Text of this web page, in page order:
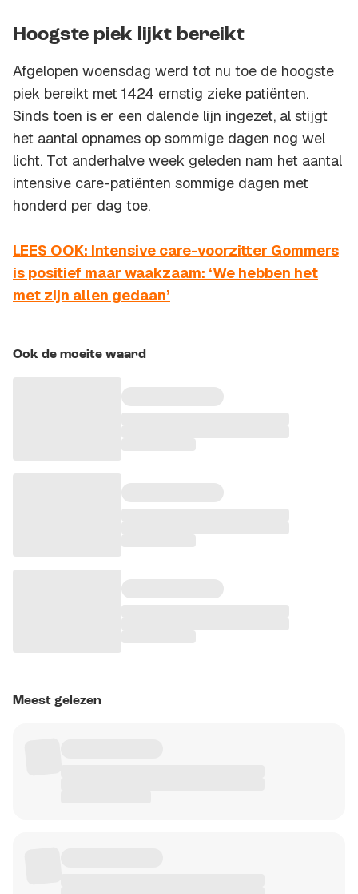
Hoogste piek lijkt bereikt
Afgelopen woensdag werd tot nu toe de hoogste
piek bereikt met 1424 ernstig zieke patiënten.
Sinds toen is er een dalende lijn ingezet, al stijgt
het aantal opnames op sommige dagen nog wel
licht. Tot anderhalve week geleden nam het aantal
intensive care-patiënten sommige dagen met
honderd per dag toe.
LEES OOK: Intensive care-voorzitter Gommers
is positief maar waakzaam: ‘We hebben het
met zijn allen gedaan’
Ook de moeite waard
Meest gelezen